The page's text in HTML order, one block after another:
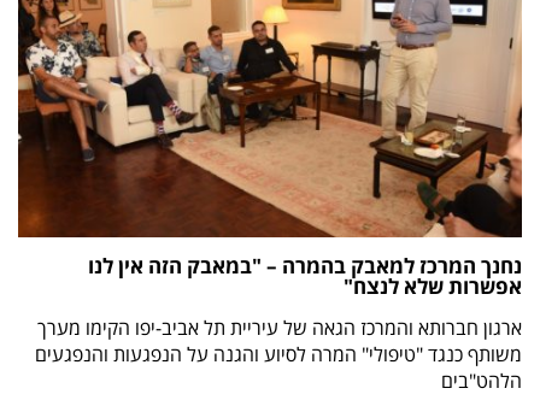
נחנך המרכז למאבק בהמרה – "במאבק הזה אין לנו
אפשרות שלא לנצח"
ארגון חברותא והמרכז הגאה של עיריית תל אביב-יפו הקימו מערך
משותף כנגד "טיפולי" המרה לסיוע והגנה על הנפגעות והנפגעים
הלהט"בים